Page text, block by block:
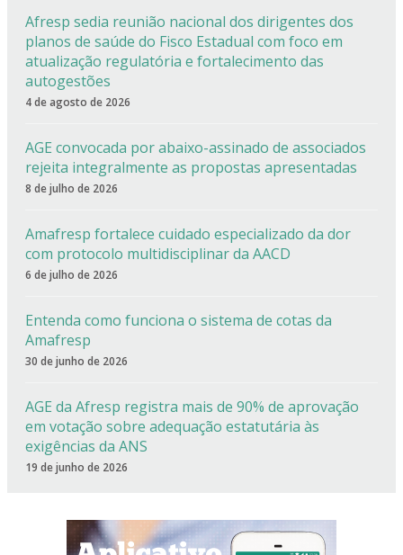
Afresp sedia reunião nacional dos dirigentes dos
planos de saúde do Fisco Estadual com foco em
atualização regulatória e fortalecimento das
autogestões
4 de agosto de 2026
AGE convocada por abaixo-assinado de associados
rejeita integralmente as propostas apresentadas
8 de julho de 2026
Amafresp fortalece cuidado especializado da dor
com protocolo multidisciplinar da AACD
6 de julho de 2026
Entenda como funciona o sistema de cotas da
Amafresp
30 de junho de 2026
AGE da Afresp registra mais de 90% de aprovação
em votação sobre adequação estatutária às
exigências da ANS
19 de junho de 2026